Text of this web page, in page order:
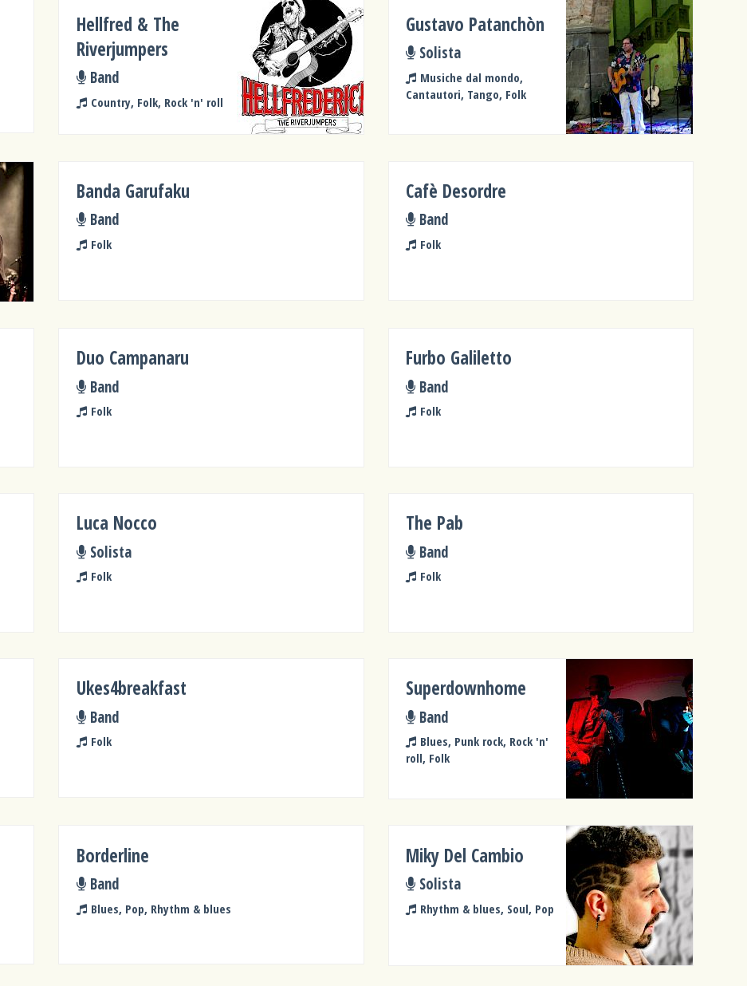
Hellfred & The
Riverjumpers
Band
Country, Folk, Rock 'n' roll
Gustavo Patanchòn
Solista
Musiche dal mondo,
Cantautori, Tango, Folk
Banda Garufaku
Band
Folk
Cafè Desordre
Band
Folk
Duo Campanaru
Band
Folk
Furbo Galiletto
Band
Folk
Luca Nocco
Solista
Folk
The Pab
Band
Folk
Ukes4breakfast
Band
Folk
Superdownhome
Band
Blues, Punk rock, Rock 'n'
roll, Folk
Borderline
Band
Blues, Pop, Rhythm & blues
Miky Del Cambio
Solista
Rhythm & blues, Soul, Pop